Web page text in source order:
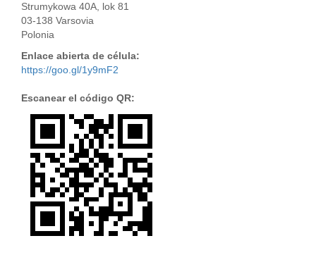
Strumykowa 40A, lok 81
03-138 Varsovia
Polonia
Enlace abierta de célula:
https://goo.gl/1y9mF2
Escanear el código QR: